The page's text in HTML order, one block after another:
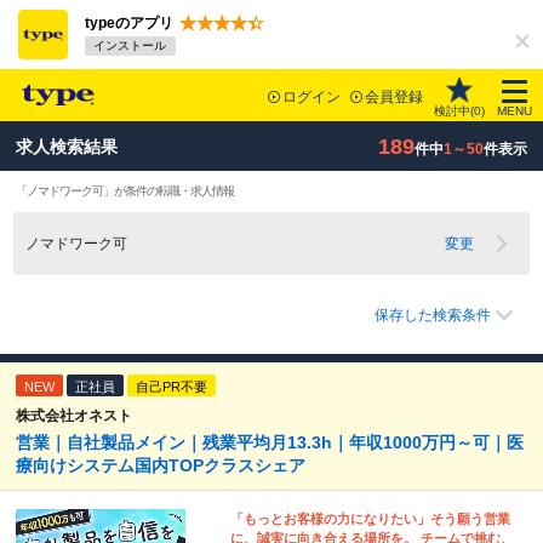
typeのアプリ
インストール
ログイン 会員登録
検討中(0) MENU
求人検索結果 189件中1～50件表示
「ノマドワーク可」が条件の転職・求人情報
ノマドワーク可 変更
保存した検索条件
NEW 正社員 自己PR不要
株式会社オネスト
営業｜自社製品メイン｜残業平均月13.3h｜年収1000万円～可｜医
療向けシステム国内TOPクラスシェア
「もっとお客様の力になりたい」そう願う営業
に、誠実に向き合える場所を。 チームで挑む、